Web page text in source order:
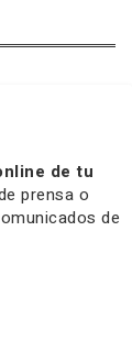
de tu
prensa o
de